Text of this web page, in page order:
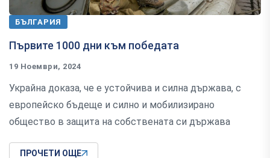
БЪЛГАРИЯ
Първите 1000 дни към победата
19 Ноември, 2024
Украйна доказа, че е устойчива и силна държава, с
европейско бъдеще и силно и мобилизирано
общество в защита на собствената си държава
ПРОЧЕТИ ОЩЕ